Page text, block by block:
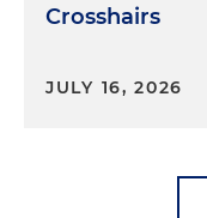
Crosshairs
JULY 16, 2026